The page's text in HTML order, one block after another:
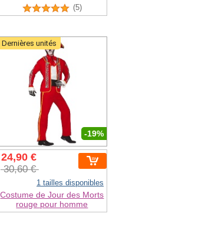
(5)
Dernières unités
-19%
24,90 €
30,60 €
1 tailles disponibles
Costume de Jour des Morts
rouge pour homme